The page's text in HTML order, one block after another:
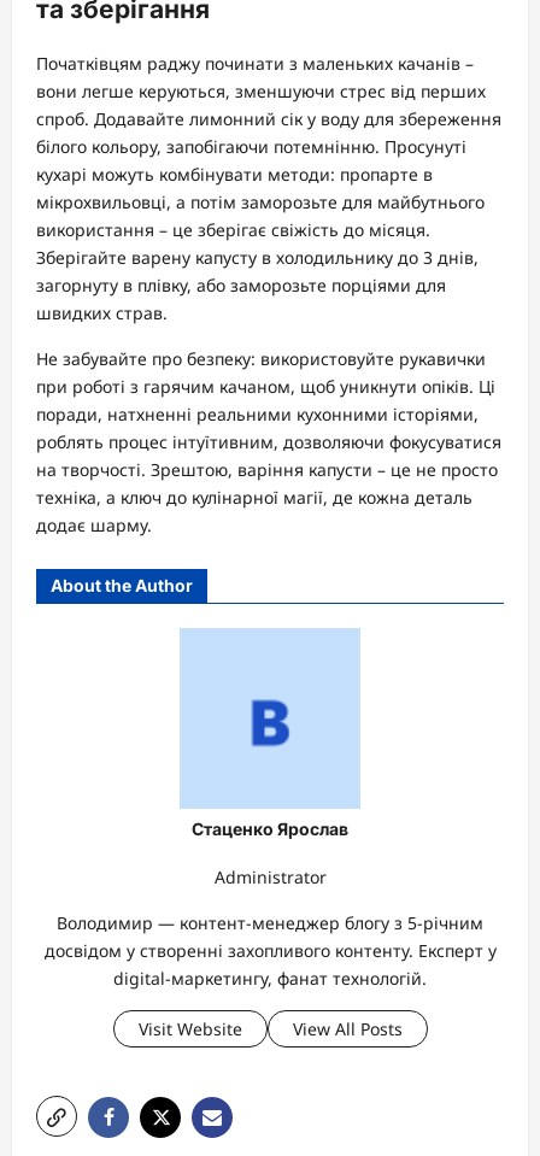
та зберігання
Початківцям раджу починати з маленьких качанів –
вони легше керуються, зменшуючи стрес від перших
спроб. Додавайте лимонний сік у воду для збереження
білого кольору, запобігаючи потемнінню. Просунуті
кухарі можуть комбінувати методи: пропарте в
мікрохвильовці, а потім заморозьте для майбутнього
використання – це зберігає свіжість до місяця.
Зберігайте варену капусту в холодильнику до 3 днів,
загорнуту в плівку, або заморозьте порціями для
швидких страв.
Не забувайте про безпеку: використовуйте рукавички
при роботі з гарячим качаном, щоб уникнути опіків. Ці
поради, натхненні реальними кухонними історіями,
роблять процес інтуїтивним, дозволяючи фокусуватися
на творчості. Зрештою, варіння капусти – це не просто
техніка, а ключ до кулінарної магії, де кожна деталь
додає шарму.
About the Author
Стаценко Ярослав
Administrator
Володимир — контент-менеджер блогу з 5-річним
досвідом у створенні захопливого контенту. Експерт у
digital-маркетингу, фанат технологій.
Visit Website View All Posts